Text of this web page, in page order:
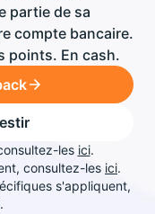
partie de sa
compte bancaire.
points. En cash.
les ici.
consultez-les ici.
s'appliquent,
.